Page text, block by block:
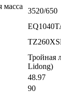
масса
3520/650
Тройная
Lidong)
48.97
90